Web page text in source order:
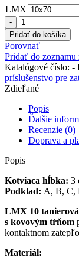
LMX
množstvo
LMX
10
hmoždinka
s
kovovým
tŕňom
Pridať do košíka
Porovnať
Pridať do zoznamu
Katalógové číslo: -
príslušenstvo pre
Zdieľané
Popis
Ďalšie
Recenzie (0)
Doprava a
Popis
Kotviaca hĺbka: 3
Podklad: A, B, C,
LMX 10
s kovovým tŕňom
kontaktnom
Materiál: